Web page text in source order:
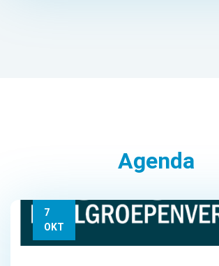
Agenda
7
OKT